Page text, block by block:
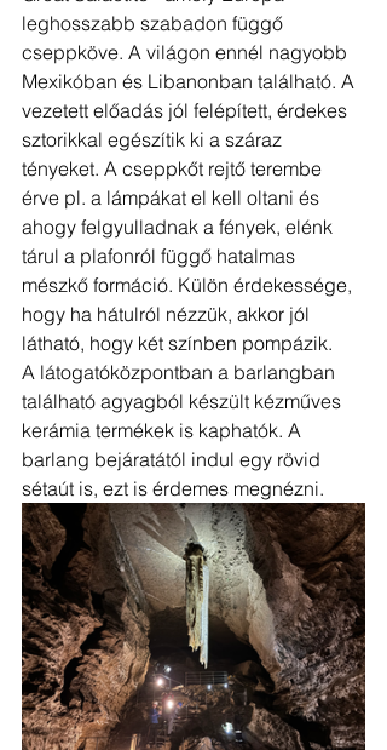
leghosszabb szabadon függő
cseppköve. A világon ennél nagyobb
Mexikóban és Libanonban található. A
vezetett előadás jól felépített, érdekes
sztorikkal egészítik ki a száraz
tényeket. A cseppkőt rejtő terembe
érve pl. a lámpákat el kell oltani és
ahogy felgyulladnak a fények, elénk
tárul a plafonról függő hatalmas
mészkő formáció. Külön érdekessége,
hogy ha hátulról nézzük, akkor jól
látható, hogy két színben pompázik.
A látogatóközpontban a barlangban
található agyagból készült kézműves
kerámia termékek is kaphatók. A
barlang bejáratától indul egy rövid
sétaút is, ezt is érdemes megnézni.